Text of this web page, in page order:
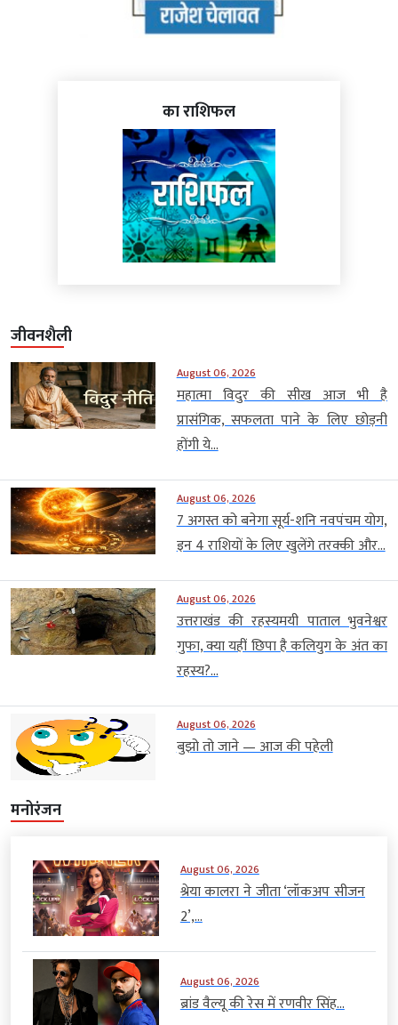
का राशिफल
जीवनशैली
August 06, 2026
महात्मा विदुर की सीख आज भी है
प्रासंगिक, सफलता पाने के लिए छोड़नी
होंगी ये...
August 06, 2026
7 अगस्त को बनेगा सूर्य-शनि नवपंचम योग,
इन 4 राशियों के लिए खुलेंगे तरक्की और...
August 06, 2026
उत्तराखंड की रहस्यमयी पाताल भुवनेश्वर
गुफा, क्या यहीं छिपा है कलियुग के अंत का
रहस्य?...
August 06, 2026
बुझो तो जाने — आज की पहेली
मनोरंजन
August 06, 2026
श्रेया कालरा ने जीता ‘लॉकअप सीजन
2’,...
August 06, 2026
ब्रांड वैल्यू की रेस में रणवीर सिंह...